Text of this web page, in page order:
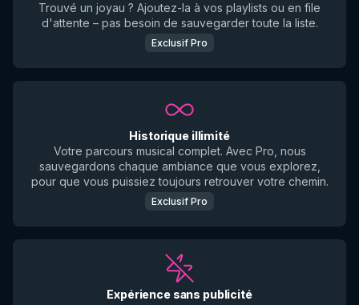
Trouvé un joyau ? Ajoutez-la à vos playlists ou en file
d'attente – pas besoin de sauvegarder toute la liste.
Exclusif Pro
Historique illimité
Votre parcours musical complet. Avec Pro, nous
sauvegardons chaque ambiance que vous explorez,
pour que vous puissiez toujours retrouver votre chemin.
Exclusif Pro
Expérience sans publicité